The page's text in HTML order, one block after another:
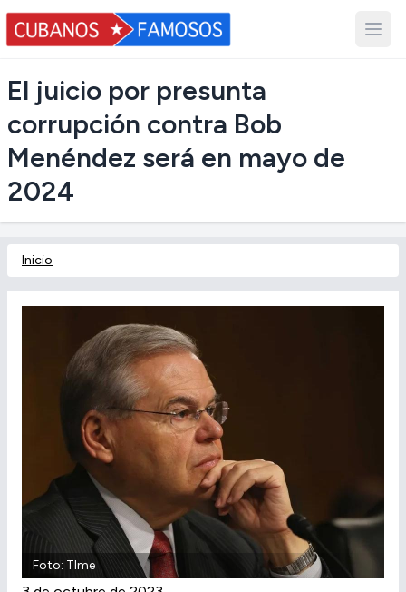
El juicio por presunta
corrupción contra Bob
Menéndez será en mayo de
2024
Inicio
Foto: TIme